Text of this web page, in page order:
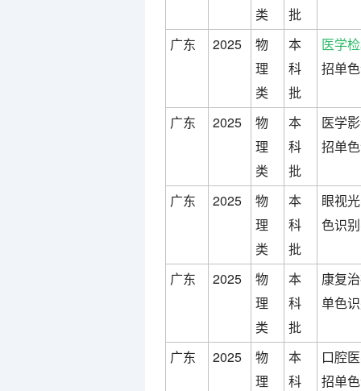
类
批
广东 2025
物
理
类
本
科
批
医学
招单
广东 2025
物
理
类
本
科
批
医学
招单
广东 2025
物
理
类
本
科
批
眼视
色识
广东 2025
物
理
类
本
科
批
康复
单色
广东 2025
物
理
本
科
口腔
招单